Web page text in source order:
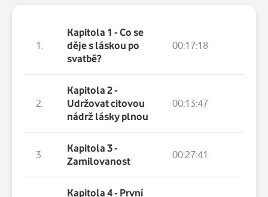
1.
Kapitola 1 - Co se
děje s láskou po
svatbě?
00:17:18
2.
Kapitola 2 -
Udržovat citovou
nádrž lásky plnou
00:13:47
3.
Kapitola 3 -
Zamilovanost
00:27:41
Kapitola 4 - První